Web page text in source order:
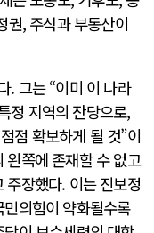
권, 주식과 부동산이
. 그는 “이미 이 나라
정 지역의 잔당으로,
점 확보하게 될 것”이
왼쪽에 존재할 수 없고
주장했다. 이는 진보정
의힘이 약화될수록